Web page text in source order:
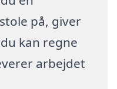
på, giver
kan regne
arbejdet